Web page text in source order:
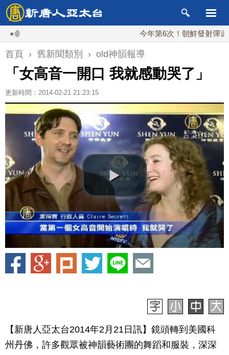
今年第6次！朝鮮發射彈道導彈
首頁 › 舊新聞類別 › old神韻報導
「女高音一開口 我就感動哭了」
更新時間：2014-02-21 21:23:15
【新唐人亞太台2014年2月21日訊】鏡頭轉到美國科
州丹佛，許多觀眾被神韻藝術團的舞蹈和服裝，深深